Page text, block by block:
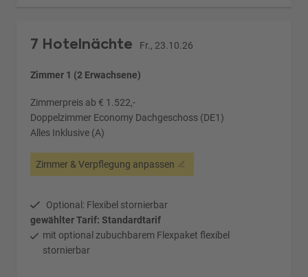
7 Hotelnächte Fr., 23.10.26
Zimmer 1 (2 Erwachsene)
Zimmerpreis ab € 1.522,-
Doppelzimmer Economy Dachgeschoss (DE1)
Alles Inklusive (A)
Zimmer & Verpflegung anpassen
Optional: Flexibel stornierbar
gewählter Tarif: Standardtarif
mit optional zubuchbarem Flexpaket flexibel
stornierbar